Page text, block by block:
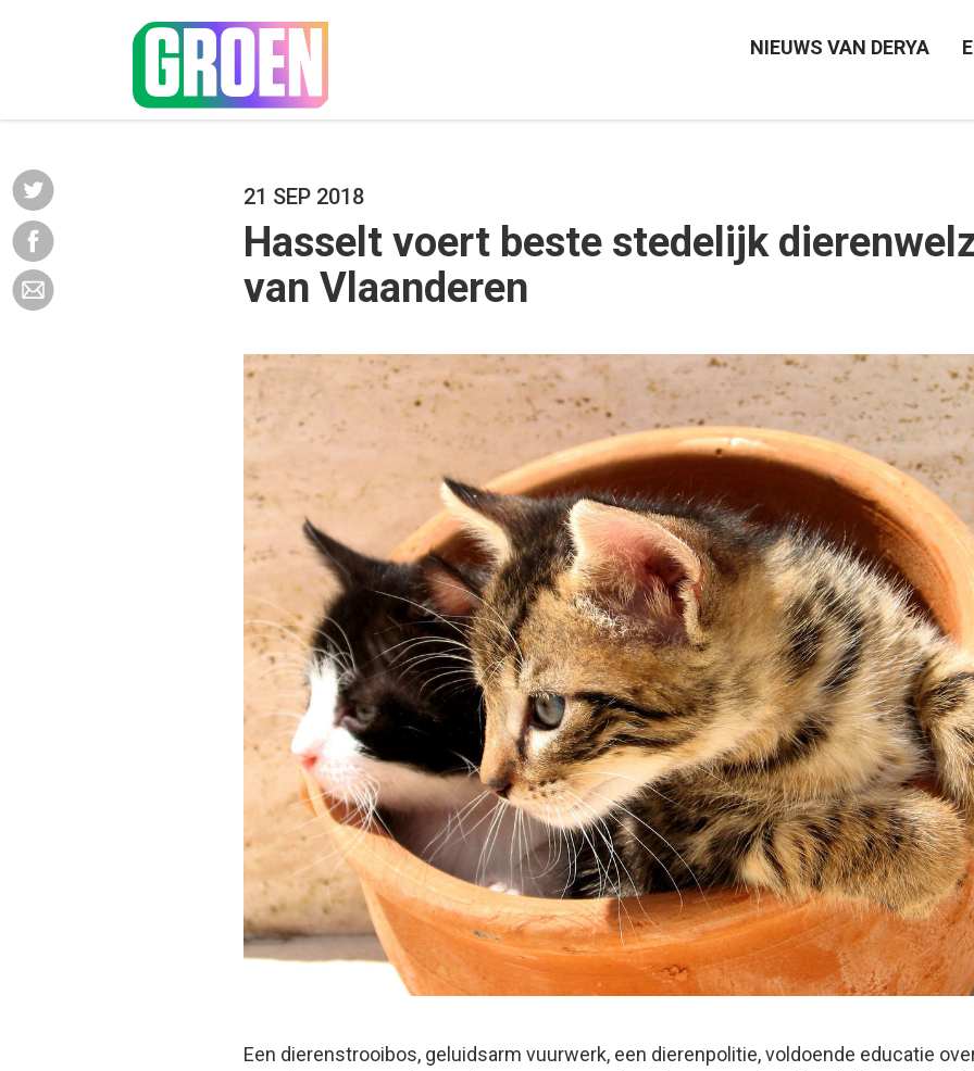
NIEUWS VAN DERYA
21 SEP 2018
Hasselt voert beste stedelijk
van Vlaanderen
Een dierenstrooibos, geluidsarm vuurwerk, een dierenpolitie, voldoende educatie